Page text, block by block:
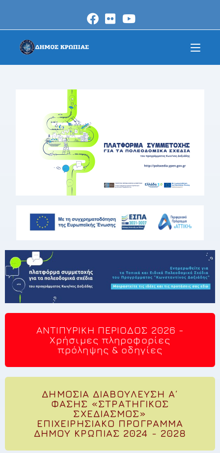
ANTIΠΥΡΙΚΗ ΠΕΡΙΟΔΟΣ 2026 -
Χρήσιμες πληροφορίες
πρόληψης & οδηγίες
ΔΗΜΟΣΙΑ ΔΙΑΒΟΥΛΕΥΣΗ Α΄
ΦΑΣΗΣ «ΣΤΡΑΤΗΓΙΚΟΣ
ΣΧΕΔΙΑΣΜΟΣ»
ΕΠΙΧΕΙΡΗΣΙΑΚΟ ΠΡΟΓΡΑΜΜΑ
ΔΗΜΟΥ ΚΡΩΠΙΑΣ 2024 - 2028